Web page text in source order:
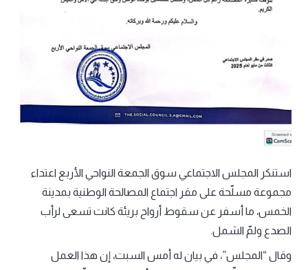
استنكر المجلس الاجتماعي سوق الجمعة النواحي الأربع اعتداء
مجموعة مسلّحة على مقر اجتماع المصالحة الوطنية بمدينة
الخمس، ما أسفر عن سقوط أرواح بريئة كانت تسعى لرأب
الصدع ولمّ الشمل.
وقال “المجلس”، في بيان له أمس السبت، إن هذا العمل